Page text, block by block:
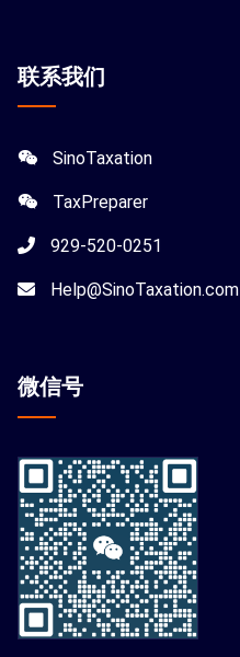
联系我们
SinoTaxation
TaxPreparer
929-520-0251
Help@SinoTaxation.com
微信号